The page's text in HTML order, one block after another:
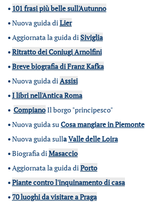
• 101 frasi più belle sull'Autunno
•Nuova guida diLier
•Aggiornata la guida diSiviglia
•Ritratto dei Coniugi Arnolfini
•Breve biografia di Franz Kafka
•Nuova guida diAssisi
•I libri nell'Antica Roma
• CompianoIl borgo "principesco"
•Nuova guida suCosa mangiare in Piemonte
•Nuova guida sullaValle delle Loira
•Biografia diMasaccio
•Aggiornata la guida diPorto
•Piante contro l'inquinamento di casa
• 70 luoghi da visitare a Praga